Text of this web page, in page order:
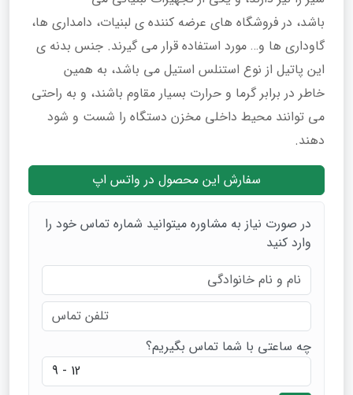
باشد، در فروشگاه های عرضه کننده ی لبنیات، دامداری ها،
گاوداری ها و… مورد استفاده قرار می گیرند. جنس بدنه ی
این پاتیل از نوع استنلس استیل می باشد، به همین
خاطر در برابر گرما و حرارت بسیار مقاوم باشند، و به راحتی
می توانند محیط داخلی مخزن دستگاه را شست و شود
دهند.
سفارش این محصول در واتس اپ
در صورت نیاز به مشاوره میتوانید شماره تماس خود را
وارد کنید
چه ساعتی با شما تماس بگیریم؟